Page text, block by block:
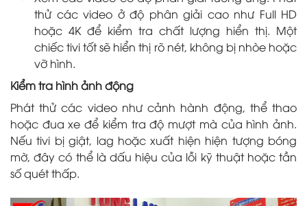
thử các video ở độ phân giải cao như Full HD
hoặc 4K để kiểm tra chất lượng hiển thị. Một
chiếc tivi tốt sẽ hiển thị rõ nét, không bị nhòe hoặc
vỡ hình.
Kiểm tra hình ảnh động
Phát thử các video như cảnh hành động, thể thao
hoặc đua xe để kiểm tra độ mượt mà của hình ảnh.
Nếu tivi bị giật, lag hoặc xuất hiện hiện tượng bóng
mờ, đây có thể là dấu hiệu của lỗi kỹ thuật hoặc tần
số quét thấp.